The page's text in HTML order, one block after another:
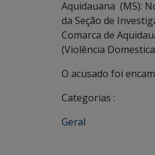
Aquidauana (MS):
da Seção de
Comarca de
(Violência
O acusado foi
Categorias :
Geral